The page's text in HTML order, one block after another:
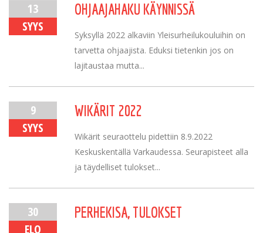
13
SYYS
OHJAAJAHAKU KÄYNNISSÄ
Syksyllä 2022 alkaviin Yleisurheilukouluihin on
tarvetta ohjaajista. Eduksi tietenkin jos on
lajitaustaa mutta...
9
SYYS
WIKÄRIT 2022
Wikärit seuraottelu pidettiin 8.9.2022
Keskuskentällä Varkaudessa. Seurapisteet alla
ja täydelliset tulokset...
30
ELO
PERHEKISA, TULOKSET